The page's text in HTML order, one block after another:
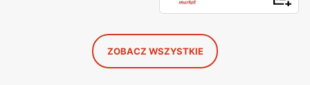
ZOBACZ WSZYSTKIE